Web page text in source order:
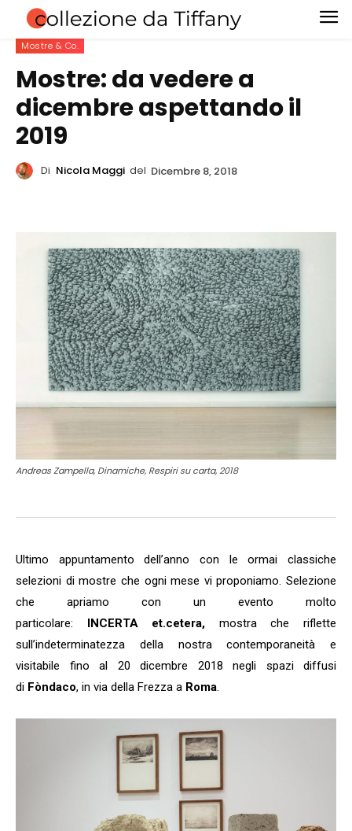
Mostre & Co.
Mostre: da vedere a
dicembre aspettando il
2019
Di Nicola Maggi del Dicembre 8, 2018
Andreas Zampella, Dinamiche, Respiri su carta, 2018
Ultimo appuntamento dell’anno con le ormai classiche
selezioni di mostre che ogni mese vi proponiamo. Selezione
che apriamo con un evento molto
particolare: INCERTA et.cetera, mostra che riflette
sull’indeterminatezza della nostra contemporaneità e
visitabile fino al 20 dicembre 2018 negli spazi diffusi
di Fòndaco, in via della Frezza a Roma